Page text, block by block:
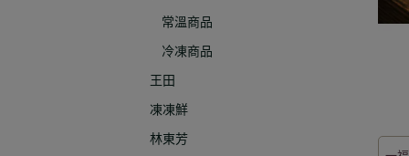
常溫商品
冷凍商品
王田
凍凍鮮
林東芳